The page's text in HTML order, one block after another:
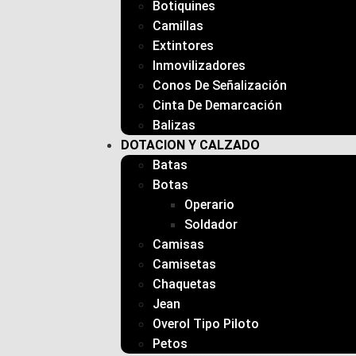
Botiquines
Camillas
Extintores
Inmovilizadores
Conos De Señalización
Cinta De Demarcación
Balizas
DOTACION Y CALZADO
Batas
Botas
Operario
Soldador
Camisas
Camisetas
Chaquetas
Jean
Overol Tipo Piloto
Petos